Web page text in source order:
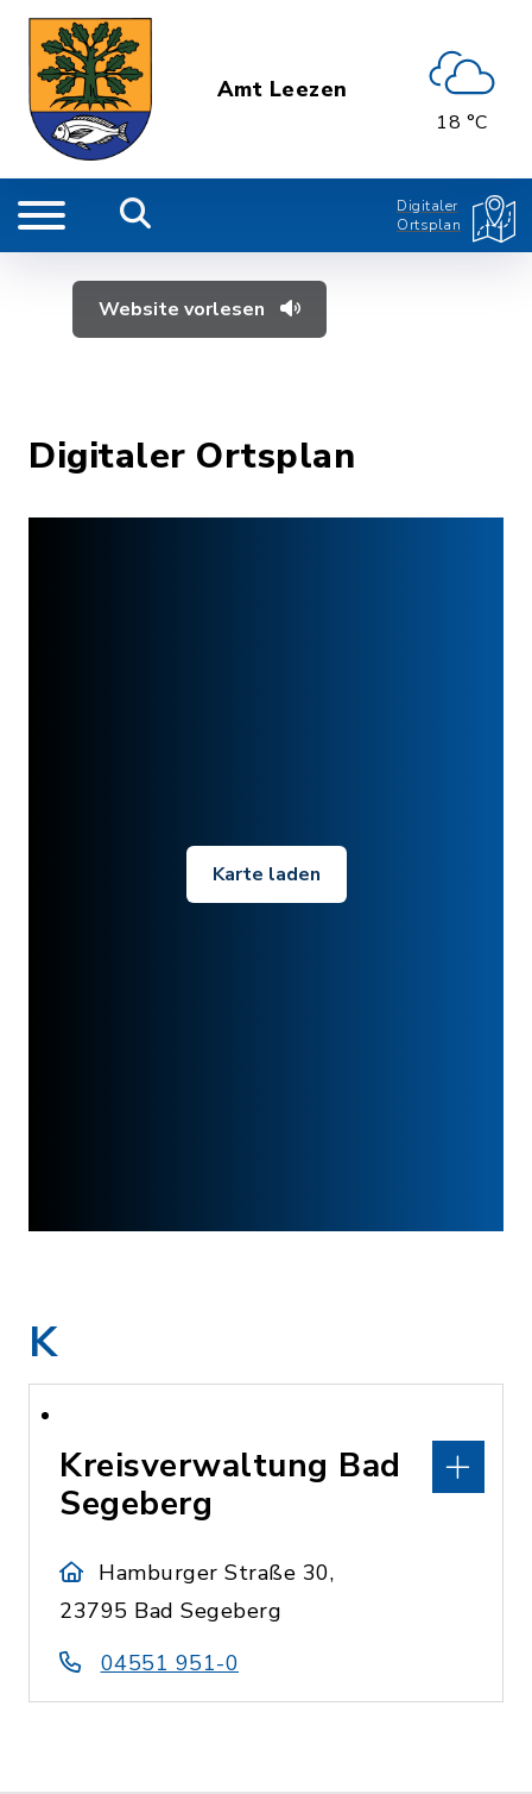
Amt Leezen
18 °C
Digitaler
Ortsplan
Website vorlesen
Digitaler Ortsplan
Karte laden
K
Kreisverwaltung Bad
Segeberg
Hamburger Straße 30,
23795 Bad Segeberg
04551 951-0